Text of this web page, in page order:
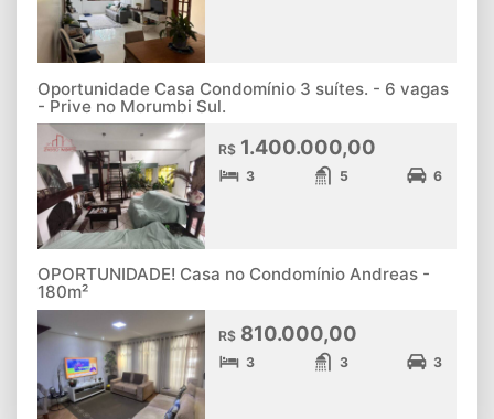
Oportunidade Casa Condomínio 3 suítes. - 6 vagas
- Prive no Morumbi Sul.
R$ 1.400.000,00
3 5 6
OPORTUNIDADE! Casa no Condomínio Andreas -
180m²
R$ 810.000,00
3 3 3